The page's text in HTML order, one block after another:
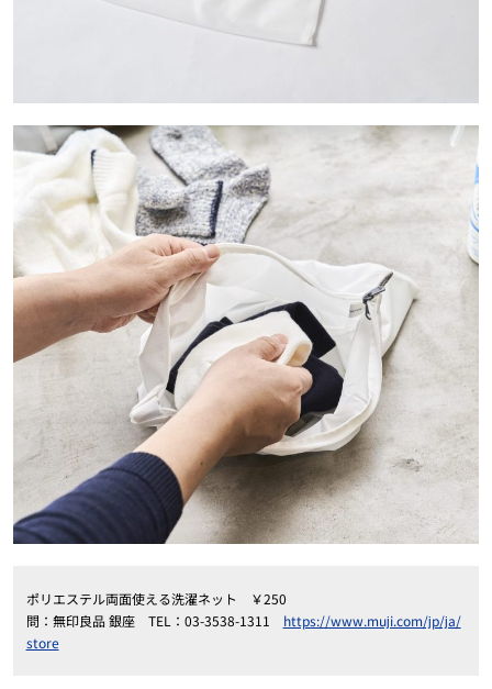
ポリエステル両面使える洗濯ネット ￥250
問：無印良品 銀座 TEL：03-3538-1311 https://www.muji.com/jp/ja/
store